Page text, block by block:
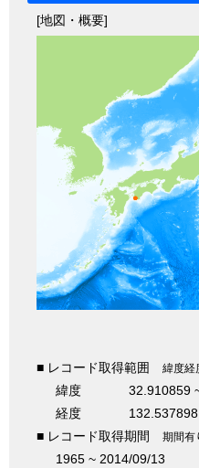
[地図・概要]
■ レコード取得範囲 緯度経
緯度
32.910859
経度
■ レコード取得期間
期間有
1965 ~ 2014/09/13